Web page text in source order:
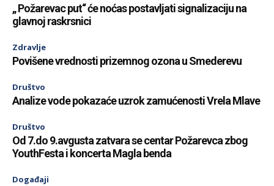
„ Požarevac put“ će noćas postavljati signalizaciju na
glavnoj raskrsnici
Zdravlje
Povišene vrednosti prizemnog ozona u Smederevu
Društvo
Analize vode pokazaće uzrok zamućenosti Vrela Mlave
Društvo
Od 7.do 9.avgusta zatvara se centar Požarevca zbog
YouthFesta i koncerta Magla benda
Događaji